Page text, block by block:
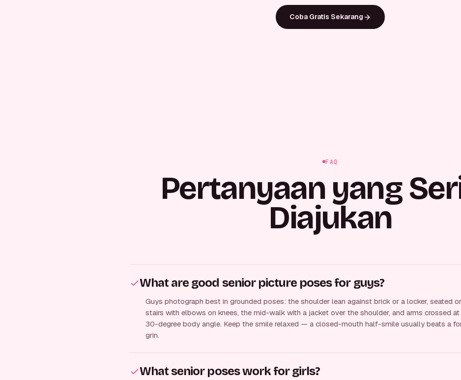
Coba Gratis Sekarang
FAQ
Pertanyaan yang
Diajukan
What are good senior picture poses for guys?
Guys photograph best in grounded poses: the shoulder lean against brick or a locker, seated
stairs with elbows on knees, the mid-walk with a jacket over the shoulder, and arms crossed at
30-degree body angle. Keep the smile relaxed — a closed-mouth half-smile usually beats a
grin.
What senior poses work for girls?